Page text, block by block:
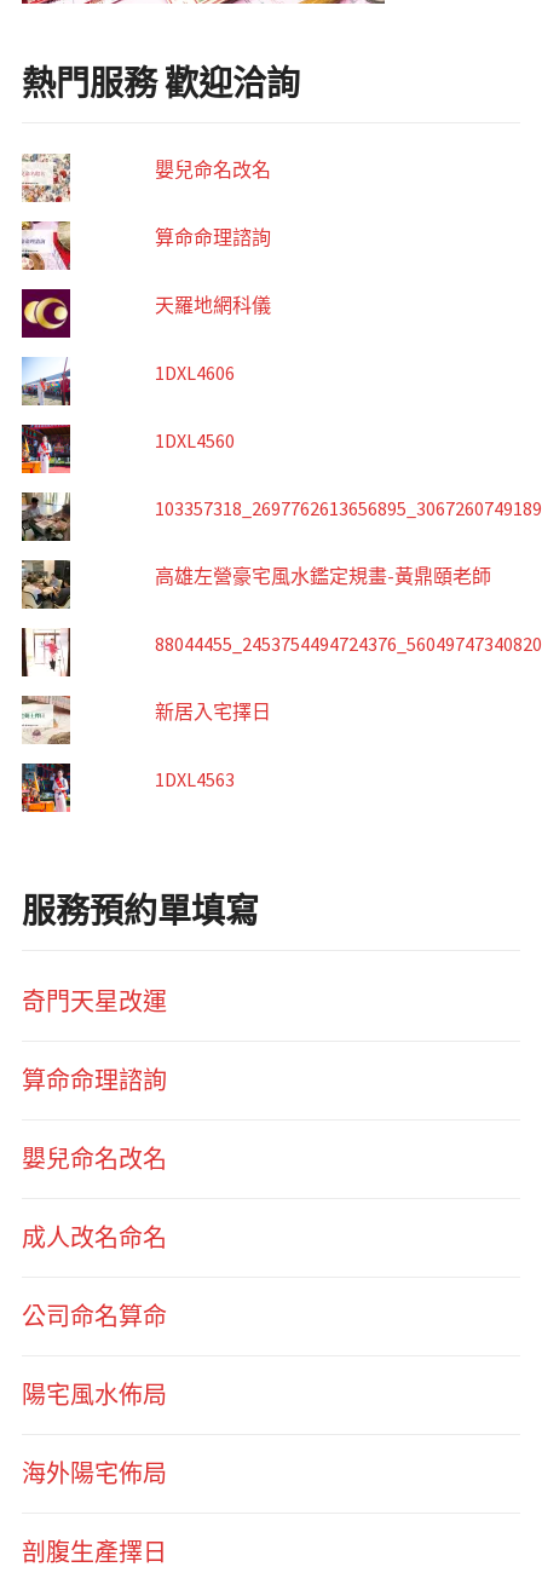
熱門服務 歡迎洽詢
嬰兒命名改名
算命命理諮詢
天羅地網科儀
1DXL4606
1DXL4560
高雄左營豪宅風水鑑定規畫-黃鼎頤老師
新居入宅擇日
1DXL4563
服務預約單填寫
奇門天星改運
算命命理諮詢
嬰兒命名改名
成人改名命名
公司命名算命
陽宅風水佈局
海外陽宅佈局
剖腹生產擇日